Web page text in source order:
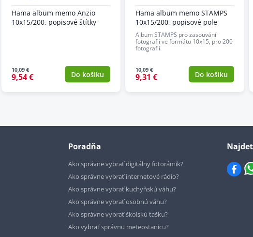
Hama album memo Anzio
10x15/200, popisové štítky
10,09 €
9,54 € Do košíku
Hama album memo STAMPS
10x15/200, popisové pole
Album STAMPS pro zasouvání
fotografií ve formátu 10x15, pro 200
fotografií.
10,09 €
9,31 € Do košíku
Poradňa
Ako správne vybrať digitálny fotorámik?
Ako správne vybrať internetové rádio?
Ako správne vybrať kuchyňskú váhu?
Ako správne vybrať osobnú váhu?
Ako správne vybrať školskú tašku?
Ako vybrať správnu meteostanicu?